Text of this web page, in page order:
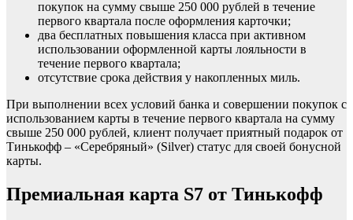
покупок на сумму свыше 250 000 рублей в течение
первого квартала после оформления карточки;
два бесплатных повышения класса при активном
использовании оформленной карты лояльности в
течение первого квартала;
отсутствие срока действия у накопленных миль.
При выполнении всех условий банка и совершении покупок с
использованием карты в течение первого квартала на сумму
свыше 250 000 рублей, клиент получает приятный подарок от
Тинькофф – «Серебряный» (Silver) статус для своей бонусной
карты.
Премиальная карта S7 от Тинькофф